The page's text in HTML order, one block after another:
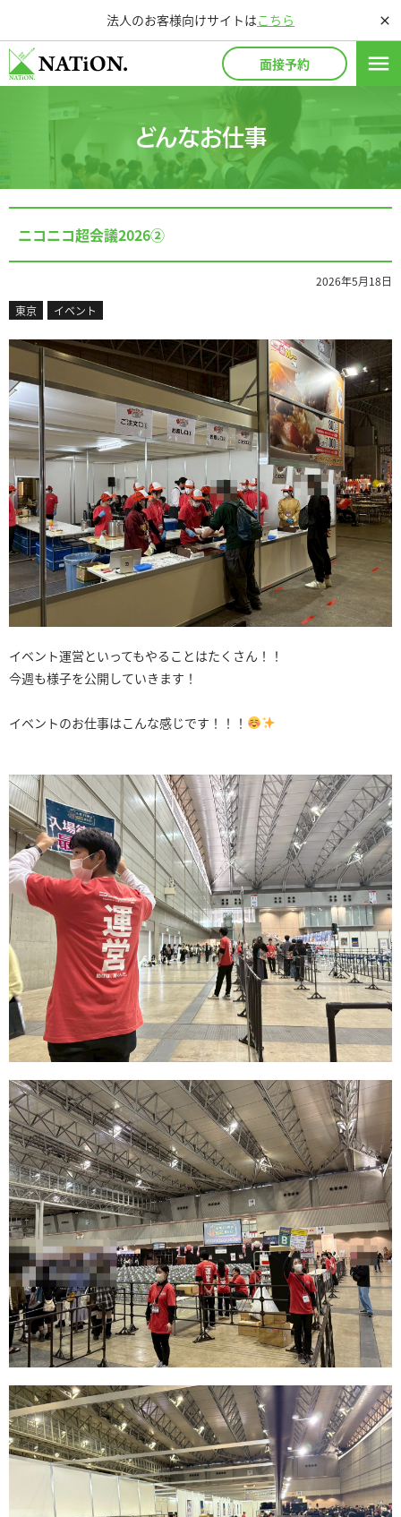
法人のお客様向けサイトはこちら close
面接予約 menu
どんなお仕事
ニコニコ超会議2026②
2026年5月18日
東京
イベント
イベント運営といってもやることはたくさん！！
今週も様子を公開していきます！
イベントのお仕事はこんな感じです！！！